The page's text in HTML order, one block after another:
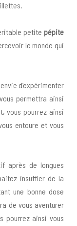
petitepépite
le monde qui
d’expérimenter
permettra ainsi
vous pourrez ainsi
entoure et vous
après de longues
insuffler de la
une bonne dose
de vous aventurer
pourrez ainsi vous